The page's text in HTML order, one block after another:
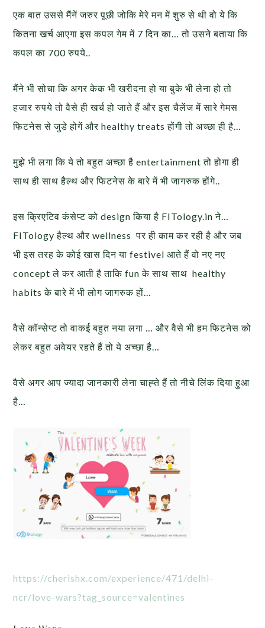
एक बात उससे मैंनें जरुर पूछी जोकि मेरे मन में शुरु से थी वो ये कि
कितना खर्च आएगा इस कपल गेम में 7 दिन का… तो उसने बताया कि
कपल का 700 रुपये..
मैंने भी सोचा कि अगर केक भी खरीदना हो या बुके भी लेना हो तो
हजार रुपये तो वैसे ही खर्च हो जाते हैं और इस चैलेंज में सारे गेमस
फिटनेस से जुडे होगें और healthy treats होंगी तो अच्छा ही है…
मुझे भी लगा कि ये तो बहुत अच्छा है entertainment तो होगा ही
साथ ही साथ हैल्थ और फिटनेस के बारे में भी जागरुक होंगे..
इस क्रिएटिव कंसेप्ट को design किया है FITology.in ने…
FITology हैल्थ और wellness पर ही काम कर रही है और जब
भी इस तरह के कोई खास दिन या festivel आते हैं वो नए नए
concept ले कर आती है ताकि fun के साथ साथ healthy
habits के बारे में भी लोग जागरुक हों…
वैसे कॉन्सेप्ट तो वाकई बहुत नया लगा … और वैसे भी हम फिटनेस को
लेकर बहुत अवेयर रहते हैं तो ये अच्छा है…
वैसे अगर आप ज्यादा जानकारी लेना चाह्ते हैं तो नीचे लिंक दिया हुआ
है…
https://cherishx.com/experience/471/delhi-
ncr/love-wars?tag_source=valentines